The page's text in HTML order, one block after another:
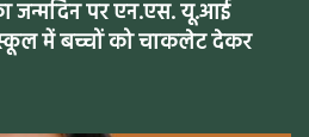
जन्मदिन पर एन.एस. यू.आई
स्कूल में बच्चों को चाकलेट देकर